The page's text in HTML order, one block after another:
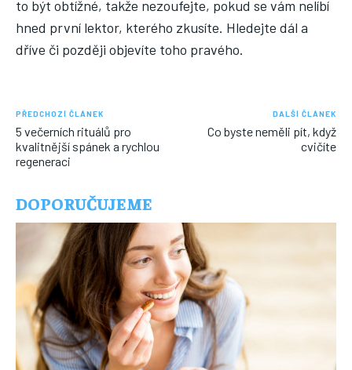
to být obtížné, takže nezoufejte, pokud se vám nelíbí
hned první lektor, kterého zkusíte. Hledejte dál a
dříve či později objevíte toho pravého.
PŘEDCHOZÍ ČLÁNEK
5 večerních rituálů pro
kvalitnější spánek a rychlou
regeneraci
DALŠÍ ČLÁNEK
Co byste neměli pít, když
cvičíte
DOPORUČUJEME